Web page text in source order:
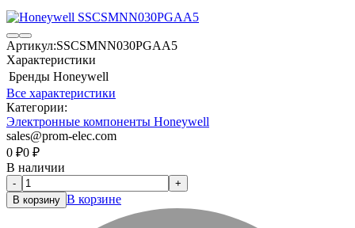
Артикул:SSCSMNN030PGAA5
Характеристики
Бренды Honeywell
Все характеристики
Категории:
Электронные компоненты Honeywell
sales@prom-elec.com
0 ₽0 ₽
В наличии
-
+
В корзину В корзине